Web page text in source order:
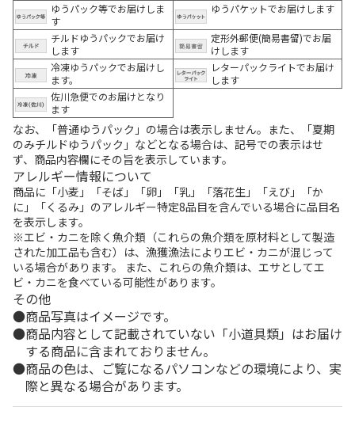
ゆうパック等でお届けしま
す
ゆうパケットでお届けします
チルドゆうパックでお届け
します
定形外郵便(簡易書留)でお届
けします
冷凍ゆうパックでお届けし
ます。
レターパックライトでお届け
します
佐川急便でのお届けとなり
ます
なお、「普通ゆうパック」の場合は表示しません。また、「夏期
のみチルドゆうパック」などとなる場合は、記号での表示はせ
ず、商品内容欄にその旨を表示しています。
アレルギー情報について
商品に「小麦」「そば」「卵」「乳」「落花生」「えび」「か
に」「くるみ」のアレルギー特定8品目を含んでいる場合に品目名
を表示します。
※エビ・カニを除く魚介類（これらの魚介類を原材料として製造
された加工品も含む）は、漁獲漁法によりエビ・カニが混じって
いる場合があります。 また、これらの魚介類は、エサとしてエ
ビ・カニを食べている可能性があります。
その他
商品写真はイメージです。
商品内容として記載されていない「小道具類」はお届け
する商品に含まれておりません。
商品の色は、ご覧になるパソコンなどの環境により、実
際と異なる場合があります。